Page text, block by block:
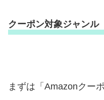
クーポン対象ジャンル
まずは「Amazonクー